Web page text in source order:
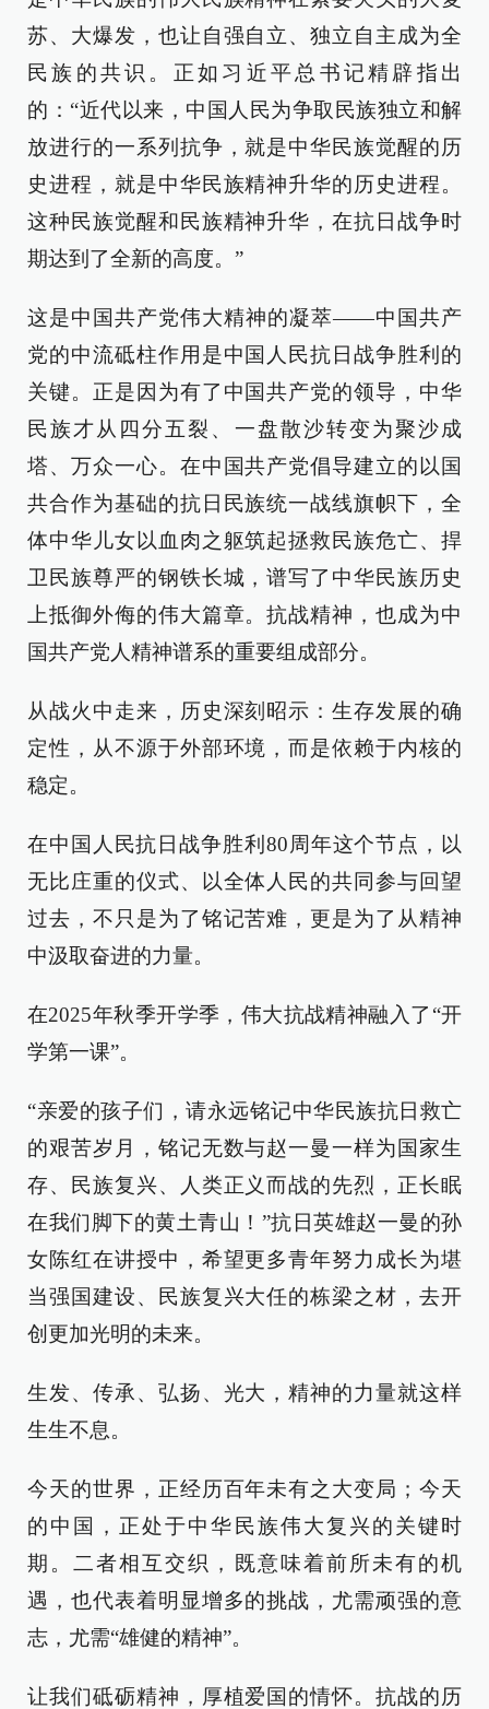
苏、大爆发，也让自强自立、独立自主成为全
民族的共识。正如习近平总书记精辟指出
的：“近代以来，中国人民为争取民族独立和解
放进行的一系列抗争，就是中华民族觉醒的历
史进程，就是中华民族精神升华的历史进程。
这种民族觉醒和民族精神升华，在抗日战争时
期达到了全新的高度。”
这是中国共产党伟大精神的凝萃——中国共产
党的中流砥柱作用是中国人民抗日战争胜利的
关键。正是因为有了中国共产党的领导，中华
民族才从四分五裂、一盘散沙转变为聚沙成
塔、万众一心。在中国共产党倡导建立的以国
共合作为基础的抗日民族统一战线旗帜下，全
体中华儿女以血肉之躯筑起拯救民族危亡、捍
卫民族尊严的钢铁长城，谱写了中华民族历史
上抵御外侮的伟大篇章。抗战精神，也成为中
国共产党人精神谱系的重要组成部分。
从战火中走来，历史深刻昭示：生存发展的确
定性，从不源于外部环境，而是依赖于内核的
稳定。
在中国人民抗日战争胜利80周年这个节点，以
无比庄重的仪式、以全体人民的共同参与回望
过去，不只是为了铭记苦难，更是为了从精神
中汲取奋进的力量。
在2025年秋季开学季，伟大抗战精神融入了“开
学第一课”。
“亲爱的孩子们，请永远铭记中华民族抗日救亡
的艰苦岁月，铭记无数与赵一曼一样为国家生
存、民族复兴、人类正义而战的先烈，正长眠
在我们脚下的黄土青山！”抗日英雄赵一曼的孙
女陈红在讲授中，希望更多青年努力成长为堪
当强国建设、民族复兴大任的栋梁之材，去开
创更加光明的未来。
生发、传承、弘扬、光大，精神的力量就这样
生生不息。
今天的世界，正经历百年未有之大变局；今天
的中国，正处于中华民族伟大复兴的关键时
期。二者相互交织，既意味着前所未有的机
遇，也代表着明显增多的挑战，尤需顽强的意
志，尤需“雄健的精神”。
让我们砥砺精神，厚植爱国的情怀。抗战的历